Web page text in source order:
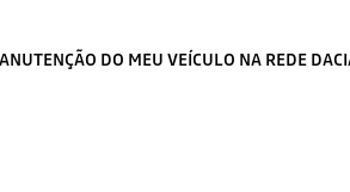
DO MEU VEÍCULO NA REDE